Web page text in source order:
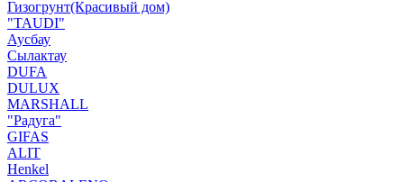
Гизогрунт(Красивый дом)
"TAUDI"
Аусбау
Сылактау
DUFA
DULUX
MARSHALL
"Радуга"
GIFAS
ALIT
Henkel